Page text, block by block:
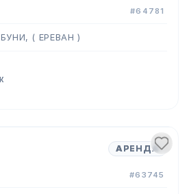
#64781
( ЕРЕВАН )
АРЕНДА
#63745